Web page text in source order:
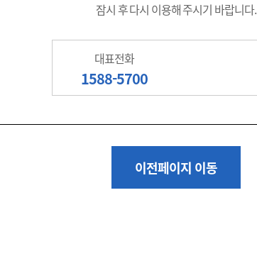
잠시 후 다시 이용해 주시기 바랍니다.
대표전화
1588-5700
이전페이지 이동